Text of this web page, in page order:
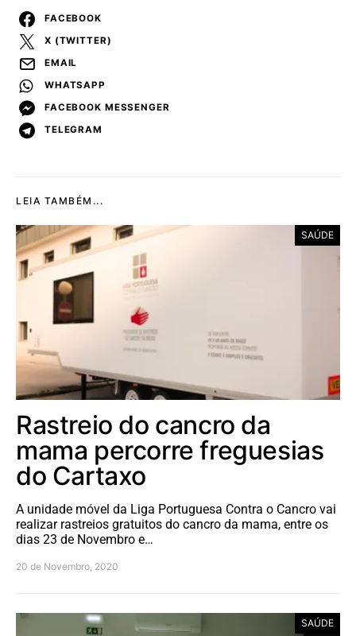
FACEBOOK
X (TWITTER)
EMAIL
WHATSAPP
FACEBOOK MESSENGER
TELEGRAM
LEIA TAMBÉM...
SAÚDE
Rastreio do cancro da
mama percorre freguesias
do Cartaxo
A unidade móvel da Liga Portuguesa Contra o Cancro vai
realizar rastreios gratuitos do cancro da mama, entre os
dias 23 de Novembro e…
20 de Novembro, 2020
SAÚDE